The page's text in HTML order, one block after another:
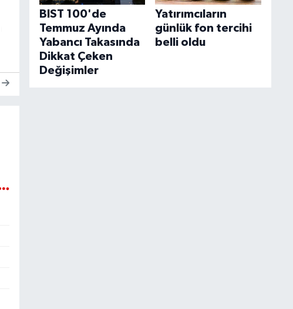
BIST 100'de
Temmuz Ayında
Yabancı Takasında
Dikkat Çeken
Değişimler
Yatırımcıların
günlük fon tercihi
belli oldu